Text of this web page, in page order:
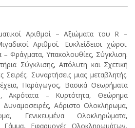
Αριθμοί – Αξιώματα του R –
Αριθμοί. Ευκλείδειοι χώροι.
Φράγματα, Υπακολουθίες, Σύγκλιση.
Σύγκλισης, Απόλυτη και Σχετική
Σειρές. Συναρτήσεις μιας μεταβλητής.
Παράγωγος, Βασικά Θεωρήματα
Ακρότατα – Κυρτότητα, Θεώρημα
Αόριστο Ολοκλήρωμα,
Γενικευμένα Ολοκληρώματα,
Γάμμα, Εφαρμογές Ολοκληρωμάτων,